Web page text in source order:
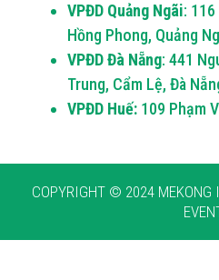
VPĐD Quảng Ngãi:
Hồng Phong, Quảng
VPĐD Đà Nẵng: 441
Trung, Cẩm Lệ, Đà
VPĐD Huế: 109 Phạm
COPYRIGHT © 2024 MEKONG